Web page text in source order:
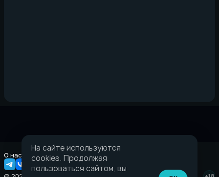
О нас Правовая информация
На сайте используются
cookies. Продолжая
пользоваться сайтом, вы